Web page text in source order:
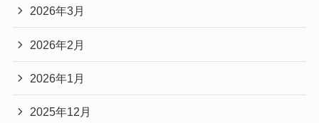
2026年3月
2026年2月
2026年1月
2025年12月